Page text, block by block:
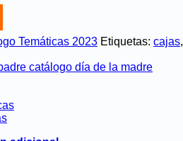
Temáticas 2023 Etiquetas: cajas,
catálogo día de la madre